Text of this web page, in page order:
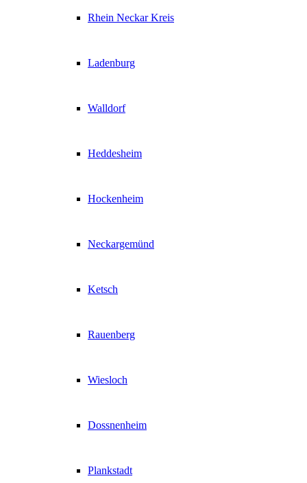
Rhein Neckar Kreis
Ladenburg
Walldorf
Heddesheim
Hockenheim
Neckargemünd
Ketsch
Rauenberg
Wiesloch
Dossnenheim
Plankstadt